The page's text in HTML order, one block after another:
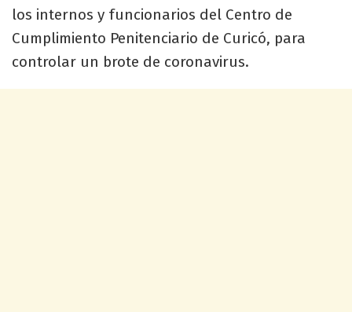
los internos y funcionarios del Centro de
Cumplimiento Penitenciario de Curicó, para
controlar un brote de coronavirus.